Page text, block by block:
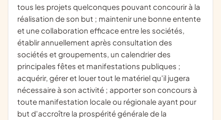
tous les projets quelconques pouvant concourir à la
réalisation de son but ; maintenir une bonne entente
et une collaboration efficace entre les sociétés,
établir annuellement après consultation des
sociétés et groupements, un calendrier des
principales fêtes et manifestations publiques ;
acquérir, gérer et louer tout le matériel qu'il jugera
nécessaire à son activité ; apporter son concours à
toute manifestation locale ou régionale ayant pour
but d'accroître la prospérité générale de la